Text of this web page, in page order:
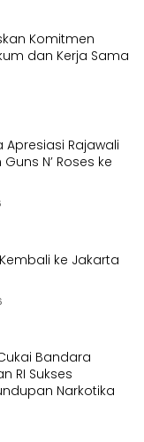
Komitmen
dan Kerja Sama
Apresiasi Rajawali
N’ Roses ke
ke Jakarta
Bandara
RI Sukses
Narkotika